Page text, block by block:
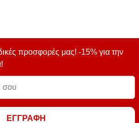
προσφορές μας! -15% για την
ΕΓΓΡΑΦΗ